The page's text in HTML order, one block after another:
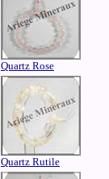
Quartz Rose
Quartz Rutile